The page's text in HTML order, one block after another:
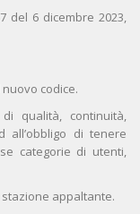
del 6 dicembre 2023,
nuovo codice.
qualità, continuità,
all’obbligo di tenere
categorie di utenti,
appaltante.